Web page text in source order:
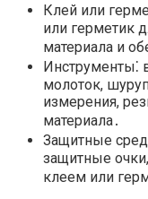
Клей или
или герметик
материала и
Инструменты⁚
молоток,
измерения,
материала․
Защитные
защитные
клеем или